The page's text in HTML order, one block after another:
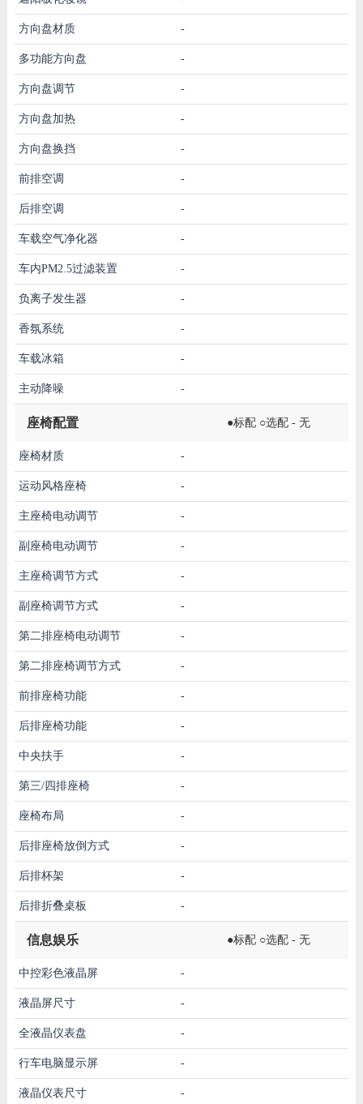
方向盘材质 -
多功能方向盘 -
方向盘调节 -
方向盘加热 -
方向盘换挡 -
前排空调 -
后排空调 -
车载空气净化器 -
车内PM2.5过滤装置 -
负离子发生器 -
香氛系统 -
车载冰箱 -
主动降噪 -
座椅配置 ●标配 ○选配 - 无
座椅材质 -
运动风格座椅 -
主座椅电动调节 -
副座椅电动调节 -
主座椅调节方式 -
副座椅调节方式 -
第二排座椅电动调节 -
第二排座椅调节方式 -
前排座椅功能 -
后排座椅功能 -
中央扶手 -
第三/四排座椅 -
座椅布局 -
后排座椅放倒方式 -
后排杯架 -
后排折叠桌板 -
信息娱乐 ●标配 ○选配 - 无
中控彩色液晶屏 -
液晶屏尺寸 -
全液晶仪表盘 -
行车电脑显示屏 -
液晶仪表尺寸 -